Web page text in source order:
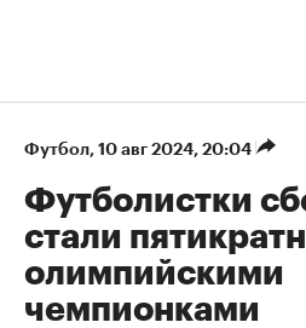
Футбол⁠, 10 авг 2024, 20:04
Футболистки
стали
олимпийскими
чемпионками